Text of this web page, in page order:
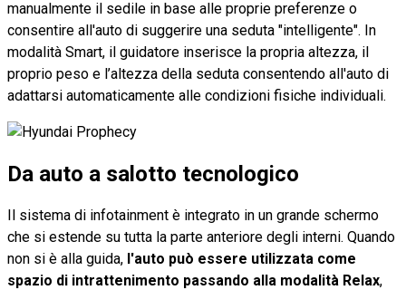
manualmente il sedile in base alle proprie preferenze o
consentire all'auto di suggerire una seduta "intelligente". In
modalità Smart, il guidatore inserisce la propria altezza, il
proprio peso e l’altezza della seduta consentendo all'auto di
adattarsi automaticamente alle condizioni fisiche individuali.
Da auto a salotto tecnologico
Il sistema di infotainment è integrato in un grande schermo
che si estende su tutta la parte anteriore degli interni. Quando
non si è alla guida, l'auto può essere utilizzata come
spazio di intrattenimento passando alla modalità Relax,